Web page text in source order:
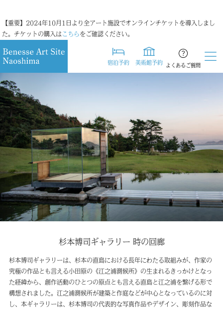
【重要】2024年10月1日より全アート施設でオンラインチケットを導入しまし
た。チケットの購入は こちらをご確認ください。
宿泊予約 美術館予約 よくあるご質問
杉本博司ギャラリー 時の回廊
杉本博司ギャラリーは、杉本の直島における長年にわたる取組みが、作家の
究極の作品とも言える小田原の《江之浦測候所》の生まれるきっかけとなっ
た経緯から、創作活動のひとつの原点とも言える直島と江之浦を繋げる形で
構想されました。江之浦測候所が建築と作庭などが中心となっているのに対
し、本ギャラリーは、杉本博司の代表的な写真作品やデザイン、彫刻作品な